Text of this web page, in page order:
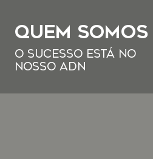
Quem somos
O SUCESSO ESTÁ NO
NOSSO ADN